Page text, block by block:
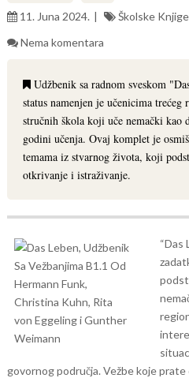
11. Juna 2024.
Školske
Nema komentara
Udžbenik sa radnom sveskom
status namenjen je učenicima
stručnih škola koji uče nemački kao
godini učenja. Ovaj komplet je
temama iz stvarnog života, koji
otkrivanje i istraživanje.
“Das
govornog područja. Vežbe koje prate